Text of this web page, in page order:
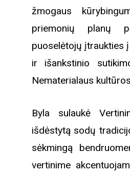
žmogaus
priemonių planų
puoselėtojų įtraukties
ir išankstinio
Nematerialaus
Byla sulaukė
išdėstytą sodų
sėkmingą
vertinime